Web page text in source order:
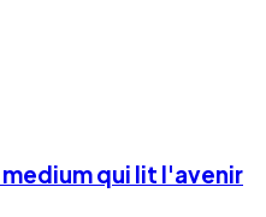
qui lit l'avenir